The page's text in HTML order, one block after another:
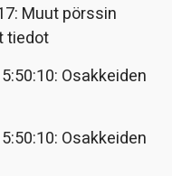
Muut pörssin
tiedot
Osakkeiden
Osakkeiden